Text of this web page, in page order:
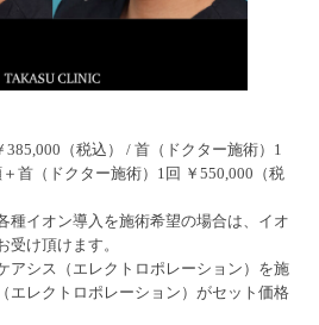
（税込） / 首（ドクター施術）1
首（ドクター施術）1回 ￥550,000（税
種イオン導入を施術希望の場合は、イオ
受け頂けます。
アシス（エレクトロポレーション）を施
エレクトロポレーション）がセット価格